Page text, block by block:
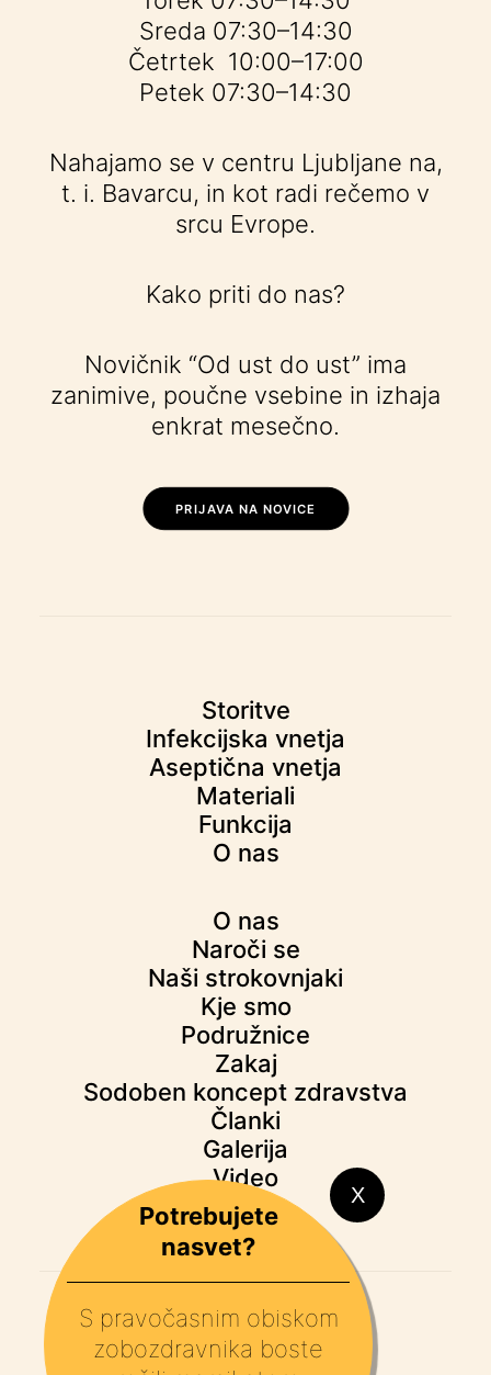
Sreda 07:30–14:30
Četrtek 10:00–17:00
Petek 07:30–14:30
Nahajamo se v centru Ljubljane na,
t. i. Bavarcu, in kot radi rečemo v
srcu Evrope.
Kako priti do nas?
Novičnik “Od ust do ust” ima
zanimive, poučne vsebine in izhaja
enkrat mesečno.
PRIJAVA NA NOVICE
Storitve
Infekcijska vnetja
Aseptična vnetja
Materiali
Funkcija
O nas
O nas
Naroči se
Naši strokovnjaki
Kje smo
Podružnice
Zakaj
Sodoben koncept zdravstva
Članki
Galerija
Video
Potrebujete
nasvet?
S pravočasnim obiskom
zobozdravnika boste